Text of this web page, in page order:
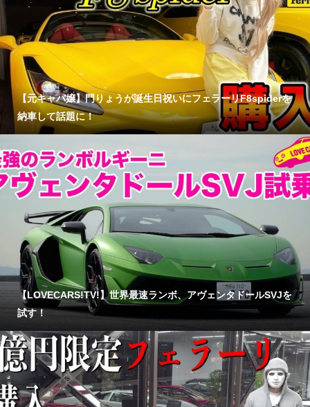
【元キャバ嬢】門りょうが誕生日祝いにフェラーリF8spiderを
納車して話題に！
【LOVECARS!TV!】世界最速ランボ、アヴェンタドールSVJを
試す！